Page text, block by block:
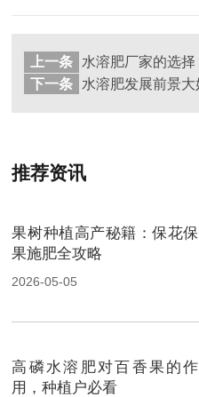
上一条
下一条
推荐资讯
果树种植高产秘籍：保花保
果施肥全攻略
2026-05-05
高磷水溶肥对百香果的作
用，种植户必看